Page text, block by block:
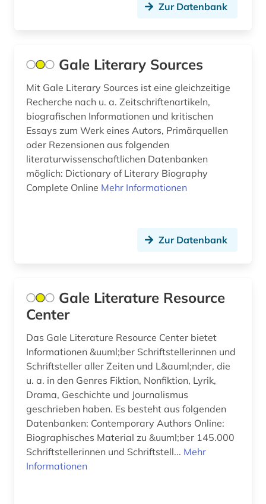
Zur Datenbank
Gale Literary Sources
Mit Gale Literary Sources ist eine gleichzeitige
Recherche nach u. a. Zeitschriftenartikeln,
biografischen Informationen und kritischen
Essays zum Werk eines Autors, Primärquellen
oder Rezensionen aus folgenden
literaturwissenschaftlichen Datenbanken
möglich: Dictionary of Literary Biography
Complete Online Mehr Informationen
Zur Datenbank
Gale Literature Resource
Center
Das Gale Literature Resource Center bietet
Informationen &uuml;ber Schriftstellerinnen und
Schriftsteller aller Zeiten und L&auml;nder, die
u. a. in den Genres Fiktion, Nonfiktion, Lyrik,
Drama, Geschichte und Journalismus
geschrieben haben. Es besteht aus folgenden
Datenbanken: Contemporary Authors Online:
Biographisches Material zu &uuml;ber 145.000
Schriftstellerinnen und Schriftstell... Mehr
Informationen